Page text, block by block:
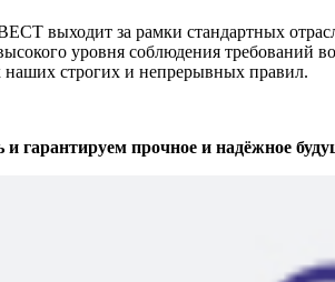
выходит за рамки стандартных
уровня соблюдения требований
наших строгих и непрерывных правил.
прочное и надёжное